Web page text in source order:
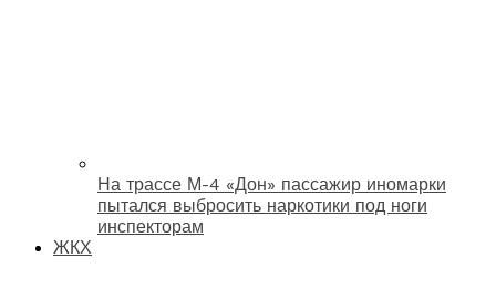
На трассе М-4 «Дон» пассажир иномарки
пытался выбросить наркотики под ноги
инспекторам
ЖКХ